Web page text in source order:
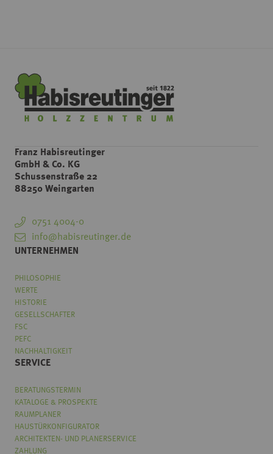
Franz Habisreutinger
GmbH & Co. KG
Schussenstraße 22
88250 Weingarten
0751 4004-0
info@habisreutinger.de
UNTERNEHMEN
PHILOSOPHIE
WERTE
HISTORIE
GESELLSCHAFTER
FSC
PEFC
NACHHALTIGKEIT
SERVICE
BERATUNGSTERMIN
KATALOGE & PROSPEKTE
RAUMPLANER
HAUSTÜRKONFIGURATOR
ARCHITEKTEN- UND PLANERSERVICE
ZAHLUNG